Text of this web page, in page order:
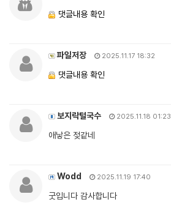
댓글내용 확인
파일저장 2025.11.17 18:32
댓글내용 확인
보지락털국수 2025.11.18 01:23
애낳은 젖같네
Wodd 2025.11.19 17:40
굿입니다 감사합니다